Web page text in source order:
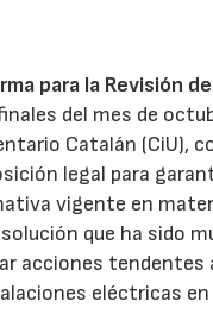
para la Revisión
del mes de
Catalán (CiU),
legal para
vigente en
que ha sido
acciones tendentes
eléctricas en